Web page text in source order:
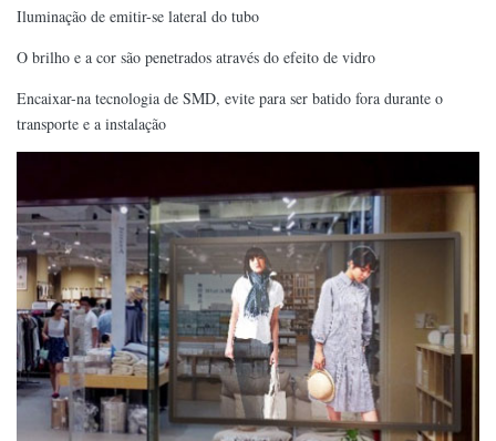
Iluminação de emitir-se lateral do tubo
O brilho e a cor são penetrados através do efeito de vidro
Encaixar-na tecnologia de SMD, evite para ser batido fora durante o
transporte e a instalação